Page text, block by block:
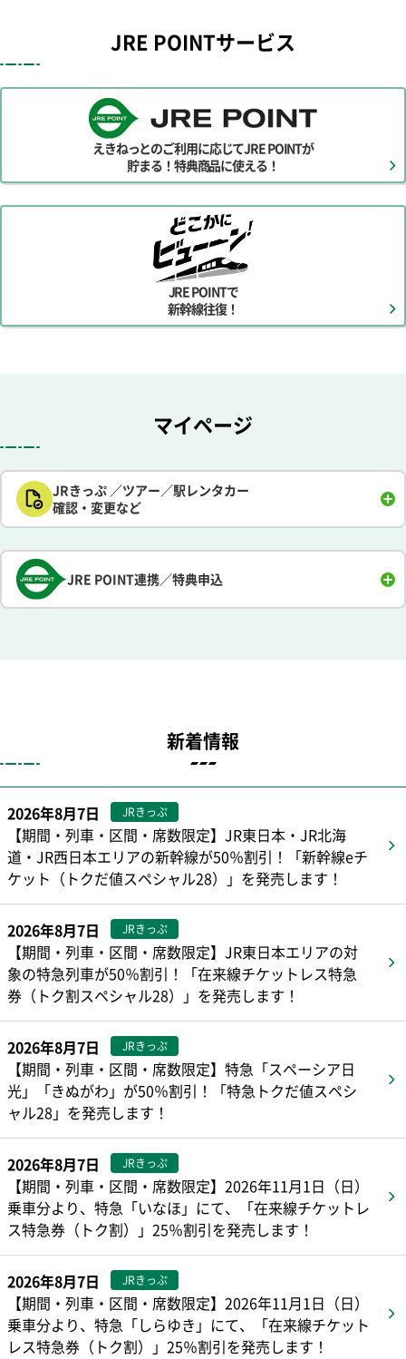
JRE POINTサービス
えきねっとのご利用に応じてJRE POINTが
貯まる！特典商品に使える！
JRE POINTで
新幹線往復！
別ウィンドウで開きます
マイページ
JRきっぷ ／ツアー／駅レンタカー
確認・変更など
JRE POINT連携／特典申込
新着情報
2026年8月7日 JRきっぷ
【期間・列車・区間・席数限定】JR東日本・JR北海
道・JR西日本エリアの新幹線が50％割引！「新幹線eチ
ケット（トクだ値スペシャル28）」を発売します！
2026年8月7日 JRきっぷ
【期間・列車・区間・席数限定】JR東日本エリアの対
象の特急列車が50％割引！「在来線チケットレス特急
券（トク割スペシャル28）」を発売します！
2026年8月7日 JRきっぷ
【期間・列車・区間・席数限定】特急「スペーシア日
光」「きぬがわ」が50％割引！「特急トクだ値スペシ
ャル28」を発売します！
2026年8月7日 JRきっぷ
【期間・列車・区間・席数限定】2026年11月1日（日）
乗車分より、特急「いなほ」にて、「在来線チケットレ
ス特急券（トク割）」25％割引を発売します！
2026年8月7日 JRきっぷ
【期間・列車・区間・席数限定】2026年11月1日（日）
乗車分より、特急「しらゆき」にて、「在来線チケット
レス特急券（トク割）」25％割引を発売します！